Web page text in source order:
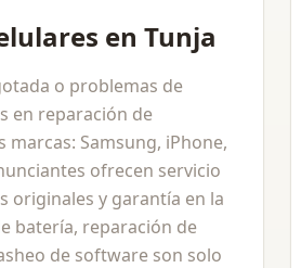
en Tunja
o problemas de
en reparación de
marcas: Samsung, iPhone,
ofrecen servicio
originales y garantía en la
batería, reparación de
de software son solo